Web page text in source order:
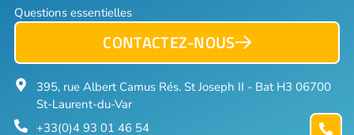
Questions essentielles
CONTACTEZ-NOUS
395, rue Albert Camus Rés. St Joseph II - Bat H3 06700
St-Laurent-du-Var
+33(0)4 93 01 46 54